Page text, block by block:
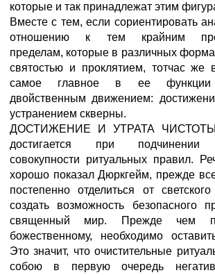
которые и так принадлежат этим
Вместе с тем, если сориентировать
отношению к тем крайним
пределам, которые в различных
святостью и проклятием, тотчас же
самое главное в ее функции
двойственным движением:
устранением скверны.
ДОСТИЖЕНИЕ И УТРАТА
достигается при подчинении
совокупности ритуальных правил.
хорошо показал Дюркгейм, прежде
постепенно отделиться от
создать возможность безопасного
священный мир. Прежде чем
божественному, необходимо
Это значит, что очистительные
собою в первую очередь